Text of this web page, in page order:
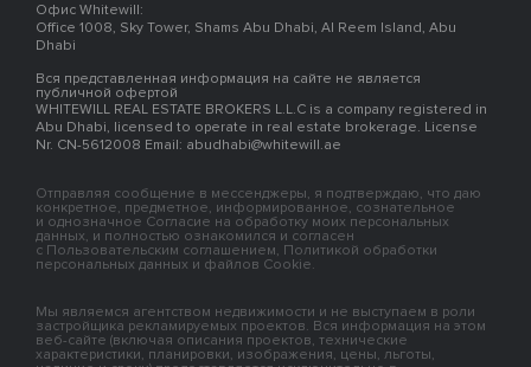
Офис Whitewill:
Office 1008, Sky Tower, Shams Abu Dhabi, Al Reem Island, Abu
Dhabi
Вся представленная информация на сайте не является
публичной офертой
WHITEWILL REAL ESTATE BROKERS L.L.C is a company registered in
Abu Dhabi, licensed to operate in real estate brokerage. License
Nr. CN-5612008 Email: abudhabi@whitewill.ae
Отправляя сообщение в мессенджеры, я подтверждаю, что даю
конкретное, предметное, информированное, сознательное
и однозначное Согласие на обработку моих персональных
данных, и полностью ознакомился и согласен
с Пользовательским соглашением, Политикой обработки
персональных данных и файлов Cookie.
Мы являемся агентством недвижимости и не выступаем в роли
застройщика рекламируемых проектов. Вся информация на этом
веб-сайте (включая описания проектов, технические
характеристики, планировки, изображения, цены, льготы,